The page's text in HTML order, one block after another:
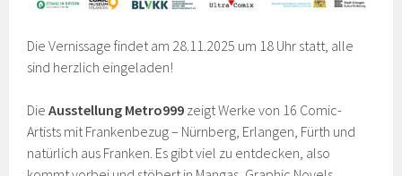
Die Vernissage findet am 28.11.2025 um 18 Uhr statt, alle
sind herzlich eingeladen!
DieAusstellung Metro999 zeigt Werke von 16 Comic-
Artists mit Frankenbezug – Nürnberg, Erlangen, Fürth und
natürlich aus Franken. Es gibt viel zu entdecken, also